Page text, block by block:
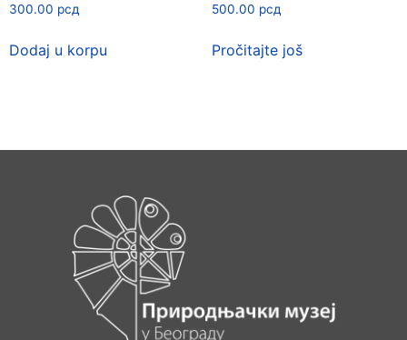
300.00 рсд
Dodaj u korpu
500.00 рсд
Pročitajte još